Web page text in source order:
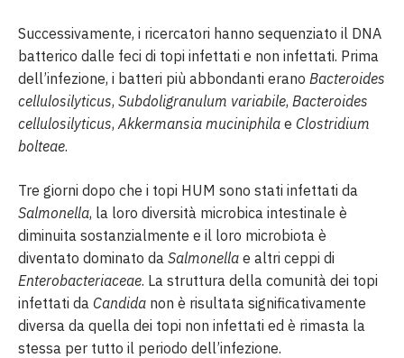
Successivamente, i ricercatori hanno sequenziato il DNA
batterico dalle feci di topi infettati e non infettati. Prima
dell’infezione, i batteri più abbondanti erano Bacteroides
cellulosilyticus, Subdoligranulum variabile, Bacteroides
cellulosilyticus,Akkermansia muciniphila e Clostridium
bolteae.
Tre giorni dopo che i topi HUM sono stati infettati da
Salmonella, la loro diversità microbica intestinale è
diminuita sostanzialmente e il loro microbiota è
diventato dominato da Salmonella e altri ceppi di
Enterobacteriaceae. La struttura della comunità dei topi
infettati da Candida non è risultata significativamente
diversa da quella dei topi non infettati ed è rimasta la
stessa per tutto il periodo dell’infezione.